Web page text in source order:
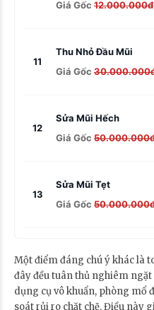
Giá Gốc 12.000.000đ
11
Thu Nhỏ Đầu Mũi
Giá Gốc
12
Sửa Mũi Hếch
Giá Gốc
13
Sửa Mũi Tẹt
Giá Gốc
Một điểm đáng chú ý khác là
đây đều tuân thủ nghiêm
dụng cụ vô khuẩn, phòng mổ
soát rủi ro chặt chẽ. Điều này